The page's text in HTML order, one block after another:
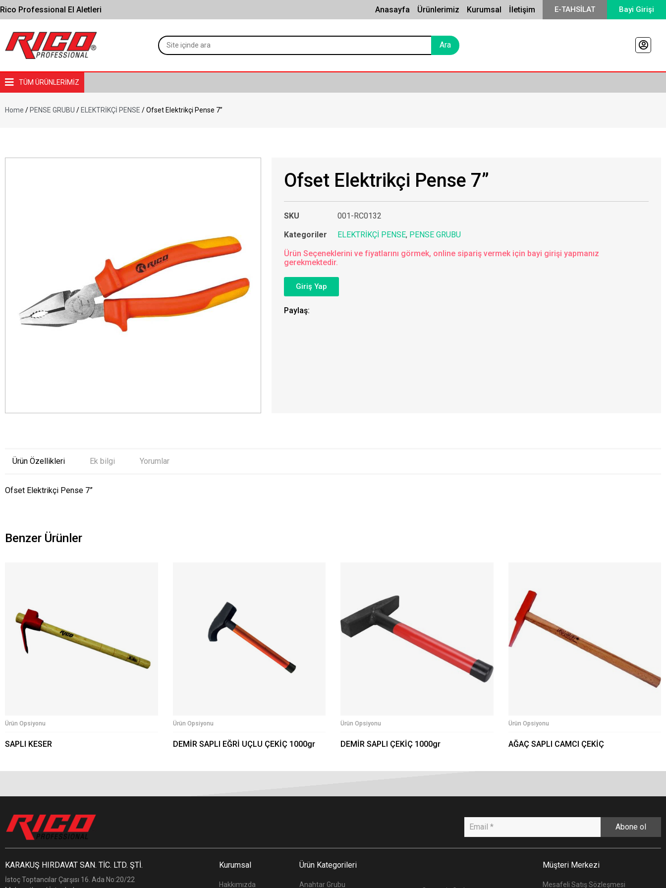
Rico Professional El Aletleri Anasayfa Ürünlerimiz Kurumsal İletişim E-TAHSİLAT Bayi Girişi
TÜM ÜRÜNLERİMİZ
Home /PENSE GRUBU /ELEKTRİKÇİ PENSE / Ofset Elektrikçi Pense 7”
Ofset Elektrikçi Pense 7”
SKU
001-RC0132
Kategoriler
ELEKTRİKÇİ PENSE, PENSE GRUBU
Ürün Seçeneklerini ve fiyatlarını görmek, online sipariş vermek için bayi girişi yapmanız
gerekmektedir.
Giriş Yap
Paylaş:
Ürün Özellikleri Ek bilgi Yorumlar
Ofset Elektrikçi Pense 7”
Benzer Ürünler
Ürün Opsiyonu
SAPLI KESER
Ürün Opsiyonu
DEMİR SAPLI EĞRİ UÇLU ÇEKİÇ 1000gr
Ürün Opsiyonu
DEMİR SAPLI ÇEKİÇ 1000gr
Ürün Opsiyonu
AĞAÇ SAPLI CAMCI ÇEKİÇ
Abone ol
KARAKUŞ HIRDAVAT SAN. TİC. LTD. ŞTİ.
İstoç Toptancılar Çarşısı 16. Ada No:20/22
Kurumsal
Hakkımızda
Ürün Kategorileri
Anahtar Grubu
Müşteri Merkezi
Mesafeli Satış Sözleşmesi